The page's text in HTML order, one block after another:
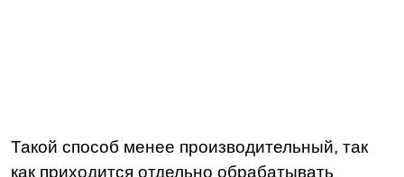
Такой способ менее производительный, так
как приходится отдельно обрабатывать